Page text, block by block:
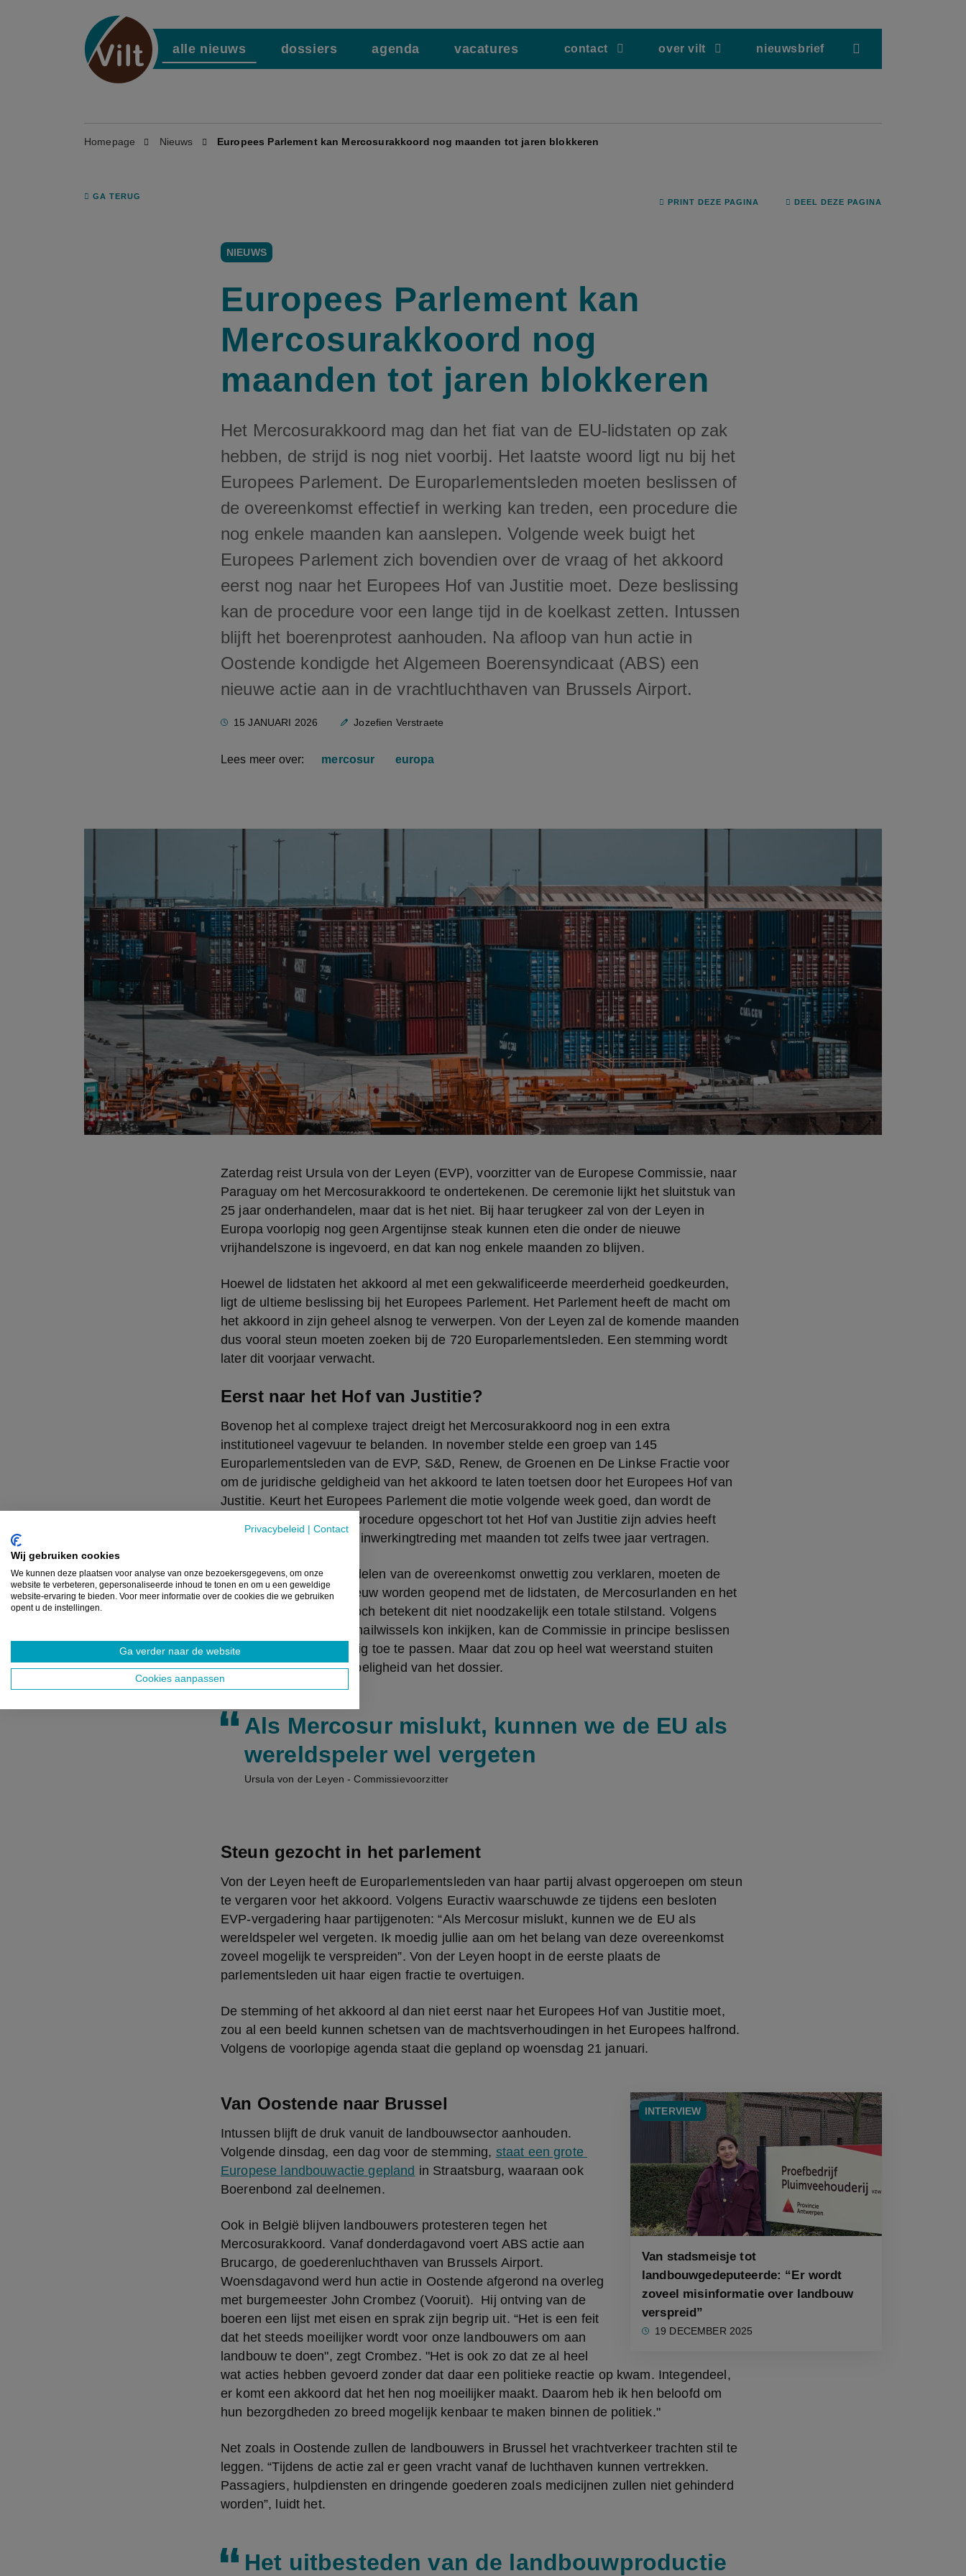
Privacybeleid Contact
Wij gebruiken cookies
We kunnen deze plaatsen voor analyse van onze bezoekersgegevens, om onze
website te verbeteren, gepersonaliseerde inhoud te tonen en om u een geweldige
website-ervaring te bieden. Voor meer informatie over de cookies die we gebruiken
opent u de instellingen.
Ga verder naar de website
Cookies aanpassen
alle nieuws dossiers agenda vacatures contact over vilt nieuwsbrief
Homepage Nieuws Europees Parlement kan Mercosurakkoord nog maanden tot jaren blokkeren
GA TERUG
PRINT DEZE PAGINA DEEL DEZE PAGINA
NIEUWS
Europees Parlement kan
Mercosurakkoord nog
maanden tot jaren blokkeren
Het Mercosurakkoord mag dan het fiat van de EU-lidstaten op zak
hebben, de strijd is nog niet voorbij. Het laatste woord ligt nu bij het
Europees Parlement. De Europarlementsleden moeten beslissen of
de overeenkomst effectief in werking kan treden, een procedure die
nog enkele maanden kan aanslepen. Volgende week buigt het
Europees Parlement zich bovendien over de vraag of het akkoord
eerst nog naar het Europees Hof van Justitie moet. Deze beslissing
kan de procedure voor een lange tijd in de koelkast zetten. Intussen
blijft het boerenprotest aanhouden. Na afloop van hun actie in
Oostende kondigde het Algemeen Boerensyndicaat (ABS) een
nieuwe actie aan in de vrachtluchthaven van Brussels Airport.
15 JANUARI 2026 Jozefien Verstraete
Lees meer over: mercosur europa
Zaterdag reist Ursula von der Leyen (EVP), voorzitter van de Europese Commissie, naar
Paraguay om het Mercosurakkoord te ondertekenen. De ceremonie lijkt het sluitstuk van
25 jaar onderhandelen, maar dat is het niet. Bij haar terugkeer zal von der Leyen in
Europa voorlopig nog geen Argentijnse steak kunnen eten die onder de nieuwe
vrijhandelszone is ingevoerd, en dat kan nog enkele maanden zo blijven.
Hoewel de lidstaten het akkoord al met een gekwalificeerde meerderheid goedkeurden,
ligt de ultieme beslissing bij het Europees Parlement. Het Parlement heeft de macht om
het akkoord in zijn geheel alsnog te verwerpen. Von der Leyen zal de komende maanden
dus vooral steun moeten zoeken bij de 720 Europarlementsleden. Een stemming wordt
later dit voorjaar verwacht.
Eerst naar het Hof van Justitie?
Bovenop het al complexe traject dreigt het Mercosurakkoord nog in een extra
institutioneel vagevuur te belanden. In november stelde een groep van 145
Europarlementsleden van de EVP, S&D, Renew, de Groenen en De Linkse Fractie voor
om de juridische geldigheid van het akkoord te laten toetsen door het Europees Hof van
Justitie. Keurt het Europees Parlement die motie volgende week goed, dan wordt de
volledige goedkeuringsprocedure opgeschort tot het Hof van Justitie zijn advies heeft
uitgebracht. Dat kan de inwerkingtreding met maanden tot zelfs twee jaar vertragen.
Als het Hof uiteindelijk delen van de overeenkomst onwettig zou verklaren, moeten de
onderhandelingen opnieuw worden geopend met de lidstaten, de Mercosurlanden en het
Europees Parlement. Toch betekent dit niet noodzakelijk een totale stilstand. Volgens
Euronews, dat interne mailwissels kon inkijken, kan de Commissie in principe beslissen
om het akkoord voorlopig toe te passen. Maar dat zou op heel wat weerstand stuiten
gezien de politieke gevoeligheid van het dossier.
Als Mercosur mislukt, kunnen we de EU als
wereldspeler wel vergeten
Ursula von der Leyen - Commissievoorzitter
Steun gezocht in het parlement
Von der Leyen heeft de Europarlementsleden van haar partij alvast opgeroepen om steun
te vergaren voor het akkoord. Volgens Euractiv waarschuwde ze tijdens een besloten
EVP-vergadering haar partijgenoten: “Als Mercosur mislukt, kunnen we de EU als
wereldspeler wel vergeten. Ik moedig jullie aan om het belang van deze overeenkomst
zoveel mogelijk te verspreiden”. Von der Leyen hoopt in de eerste plaats de
parlementsleden uit haar eigen fractie te overtuigen.
De stemming of het akkoord al dan niet eerst naar het Europees Hof van Justitie moet,
zou al een beeld kunnen schetsen van de machtsverhoudingen in het Europees halfrond.
Volgens de voorlopige agenda staat die gepland op woensdag 21 januari.
INTERVIEW
Van stadsmeisje tot
landbouwgedeputeerde: “Er wordt
zoveel misinformatie over landbouw
verspreid”
19 DECEMBER 2025
Van Oostende naar Brussel
Intussen blijft de druk vanuit de landbouwsector aanhouden.
Volgende dinsdag, een dag voor de stemming, staat een grote
Europese landbouwactie gepland in Straatsburg, waaraan ook
Boerenbond zal deelnemen.
Ook in België blijven landbouwers protesteren tegen het
Mercosurakkoord. Vanaf donderdagavond voert ABS actie aan
Brucargo, de goederenluchthaven van Brussels Airport.
Woensdagavond werd hun actie in Oostende afgerond na overleg
met burgemeester John Crombez (Vooruit).  Hij ontving van de
boeren een lijst met eisen en sprak zijn begrip uit. “Het is een feit
dat het steeds moeilijker wordt voor onze landbouwers om aan
landbouw te doen", zegt Crombez. "Het is ook zo dat ze al heel
wat acties hebben gevoerd zonder dat daar een politieke reactie op kwam. Integendeel,
er komt een akkoord dat het hen nog moeilijker maakt. Daarom heb ik hen beloofd om
hun bezorgdheden zo breed mogelijk kenbaar te maken binnen de politiek."
Net zoals in Oostende zullen de landbouwers in Brussel het vrachtverkeer trachten stil te
leggen. “Tijdens de actie zal er geen vracht vanaf de luchthaven kunnen vertrekken.
Passagiers, hulpdiensten en dringende goederen zoals medicijnen zullen niet gehinderd
worden”, luidt het.
Het uitbesteden van de landbouwproductie